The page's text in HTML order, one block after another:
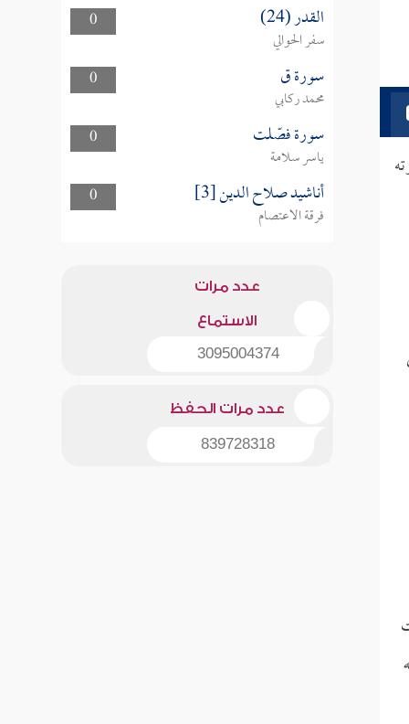
0
القدر (24)
سفر الحوالي
0
سورة ق
محمد ركابي
0
سورة فصّلت
ياسر سلامة
0
أناشيد صلاح الدين [3]
فرقة الاعتصام
عدد مرات
الاستماع
3095004374
عدد مرات الحفظ
839728318